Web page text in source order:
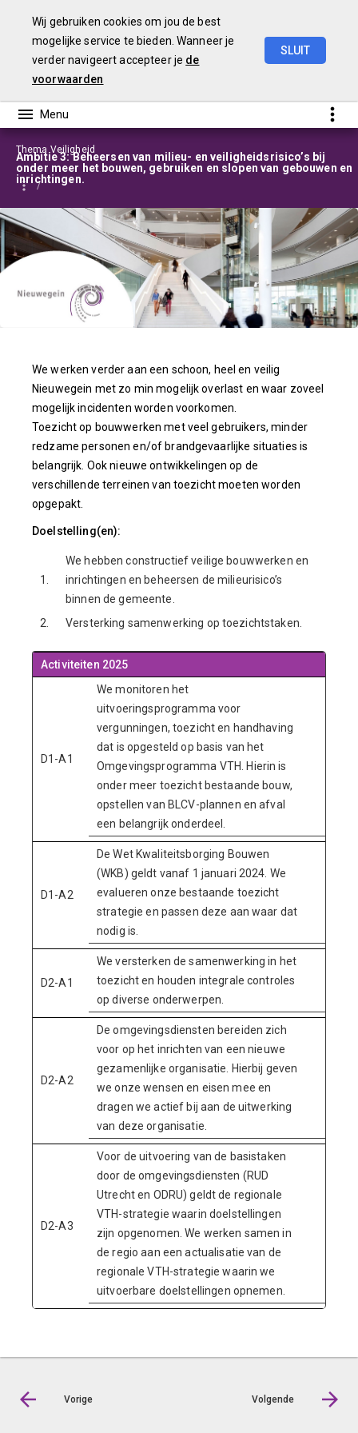
Wij gebruiken cookies om jou de best
mogelijke service te bieden. Wanneer je
verder navigeert accepteer je de
voorwaarden
SLUIT
Thema Veiligheid
Ambitie 3: Beheersen van milieu- en veiligheidsrisico’s bij
onder meer het bouwen, gebruiken en slopen van gebouwen en
inrichtingen.
We werken verder aan een schoon, heel en veilig
Nieuwegein met zo min mogelijk overlast en waar zoveel
mogelijk incidenten worden voorkomen.
Toezicht op bouwwerken met veel gebruikers, minder
redzame personen en/of brandgevaarlijke situaties is
belangrijk. Ook nieuwe ontwikkelingen op de
verschillende terreinen van toezicht moeten worden
opgepakt.
Doelstelling(en):
1.
We hebben constructief veilige bouwwerken en
inrichtingen en beheersen de milieurisico’s
binnen de gemeente.
2.
Versterking samenwerking op toezichtstaken.
Activiteiten 2025
D1-A1
We monitoren het
uitvoeringsprogramma voor
vergunningen, toezicht en handhaving
dat is opgesteld op basis van het
Omgevingsprogramma VTH. Hierin is
onder meer toezicht bestaande bouw,
opstellen van BLCV-plannen en afval
een belangrijk onderdeel.
D1-A2
De Wet Kwaliteitsborging Bouwen
(WKB) geldt vanaf 1 januari 2024. We
evalueren onze bestaande toezicht
strategie en passen deze aan waar dat
nodig is.
D2-A1
We versterken de samenwerking in het
toezicht en houden integrale controles
op diverse onderwerpen.
D2-A2
De omgevingsdiensten bereiden zich
voor op het inrichten van een nieuwe
gezamenlijke organisatie. Hierbij geven
we onze wensen en eisen mee en
dragen we actief bij aan de uitwerking
van deze organisatie.
D2-A3
Voor de uitvoering van de basistaken
door de omgevingsdiensten (RUD
Utrecht en ODRU) geldt de regionale
VTH-strategie waarin doelstellingen
zijn opgenomen. We werken samen in
de regio aan een actualisatie van de
regionale VTH-strategie waarin we
uitvoerbare doelstellingen opnemen.
Vorige Volgende